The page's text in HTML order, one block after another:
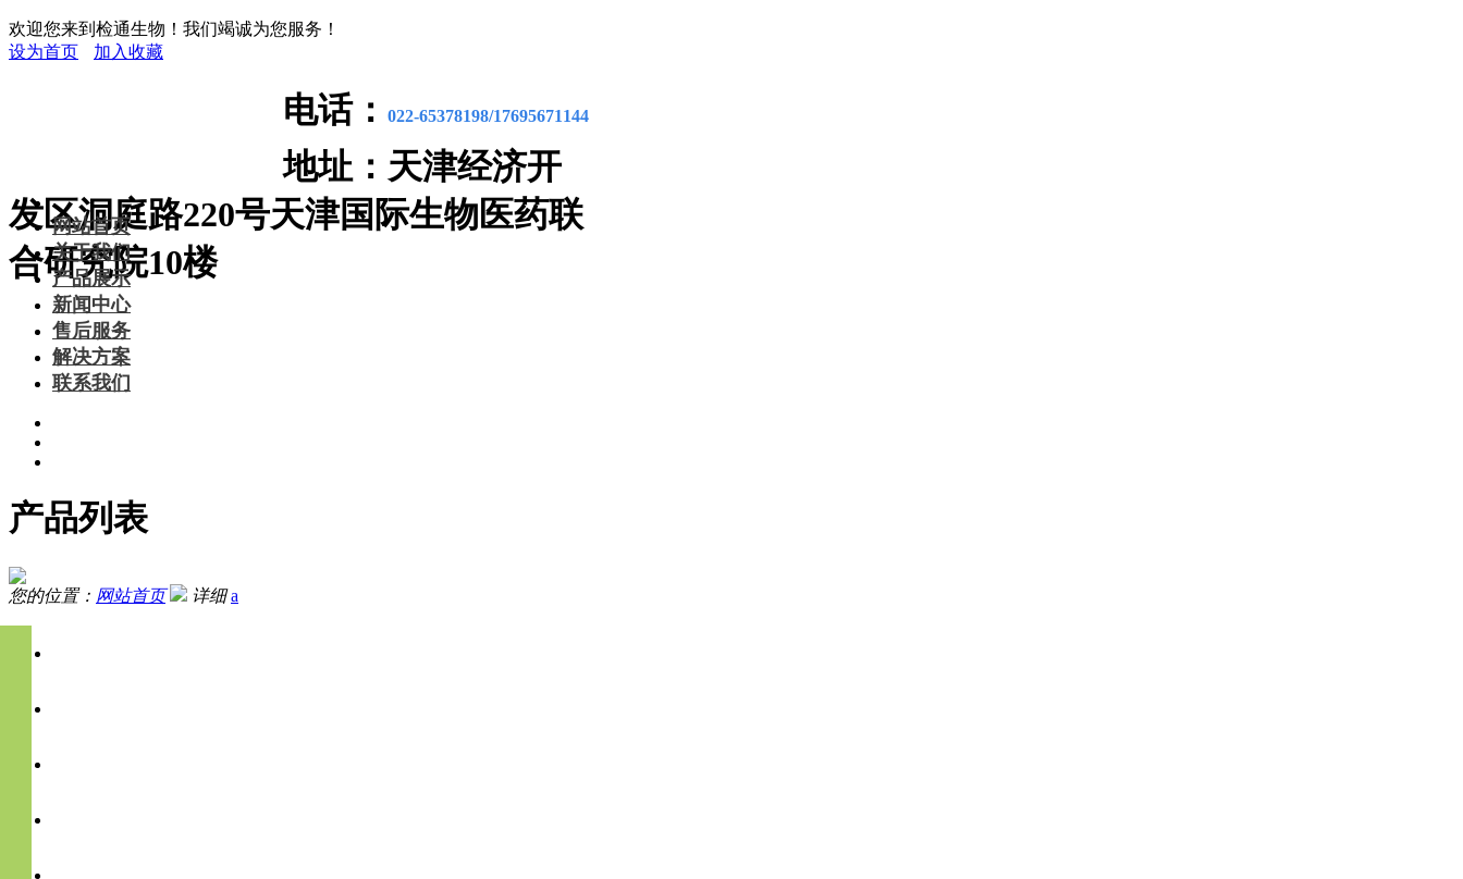
欢迎您来到检通生物！我们竭诚为您服务！
设为首页
加入收藏
电话： 022-65378198/17695671144
地址： 天津经济开
发区洞庭路220号天津国际生物医药联
合研究院10楼
网站首页
关于我们
产品展示
新闻中心
售后服务
解决方案
联系我们
产品列表
您的位置： 网站首页 详细 a